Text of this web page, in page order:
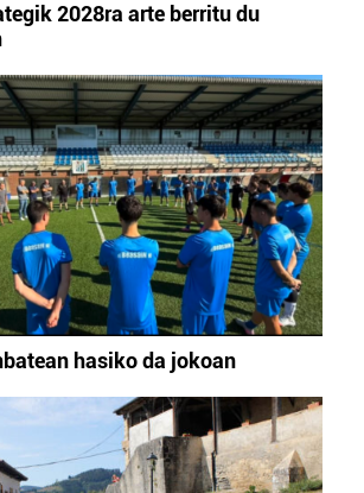
2028ra arte berritu du
hasiko da jokoan